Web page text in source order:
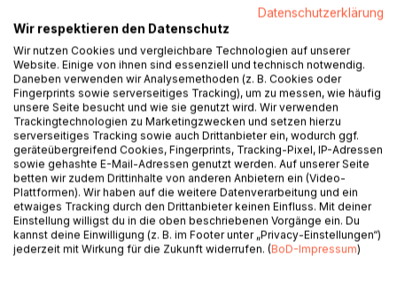
BESCHREIBUNG
Rainer Maria Rilke: Duineser Elegien. Der Nachdruck des
Textes in der «Bibliothek der Erstausgaben» folgt
originalgetreu in Orthographie und Interpunktion der
Erstausgabe von 1923. Die Originalpaginierung wird im
fortlaufenden Text vermerkt. Der Anhang (Textgestalt,
Glossar, Zeittafel, Nachwort) gibt Auskunft zu Leben und
Werk.
Datenschutzerklärung
Wir respektieren den Datenschutz
Wir nutzen Cookies und vergleichbare Technologien auf unserer
Website. Einige von ihnen sind essenziell und technisch notwendig.
Daneben verwenden wir Analysemethoden (z. B. Cookies oder
Fingerprints sowie serverseitiges Tracking), um zu messen, wie häufig
unsere Seite besucht und wie sie genutzt wird. Wir verwenden
Trackingtechnologien zu Marketingzwecken und setzen hierzu
serverseitiges Tracking sowie auch Drittanbieter ein, wodurch ggf.
geräteübergreifend Cookies, Fingerprints, Tracking-Pixel, IP-Adressen
sowie gehashte E-Mail-Adressen genutzt werden. Auf unserer Seite
betten wir zudem Drittinhalte von anderen Anbietern ein (Video-
Plattformen). Wir haben auf die weitere Datenverarbeitung und ein
etwaiges Tracking durch den Drittanbieter keinen Einfluss. Mit deiner
Einstellung willigst du in die oben beschriebenen Vorgänge ein. Du
kannst deine Einwilligung (z. B. im Footer unter „Privacy-Einstellungen“)
jederzeit mit Wirkung für die Zukunft widerrufen. (BoD-Impressum)